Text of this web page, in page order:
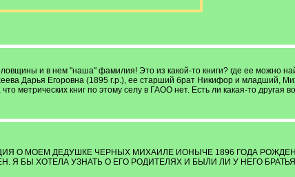
и в нем "наша" фамилия! Это из какой-то книги? где ее можно
Дарья Егоровна (1895 г.р.), ее старший брат Никифор и младший,
метрических книг по этому селу в ГАОО нет. Есть ли какая-то другая
О МОЕМ ДЕДУШКЕ ЧЕРНЫХ МИХАИЛЕ ИОНЫЧЕ 1896 ГОДА
Я БЫ ХОТЕЛА УЗНАТЬ О ЕГО РОДИТЕЛЯХ И БЫЛИ ЛИ У НЕГО